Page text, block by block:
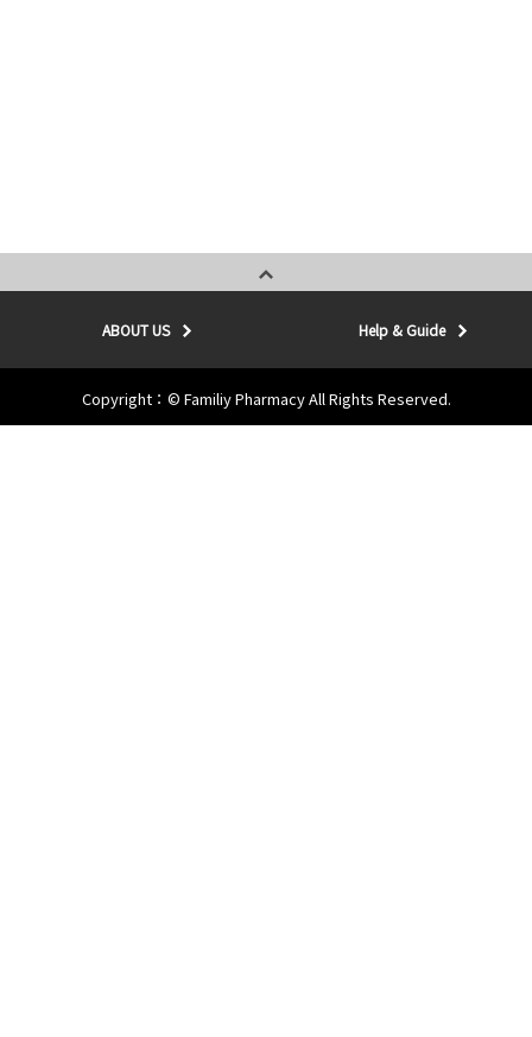
ABOUT US Help & Guide
Copyright：© Familiy Pharmacy All Rights Reserved.